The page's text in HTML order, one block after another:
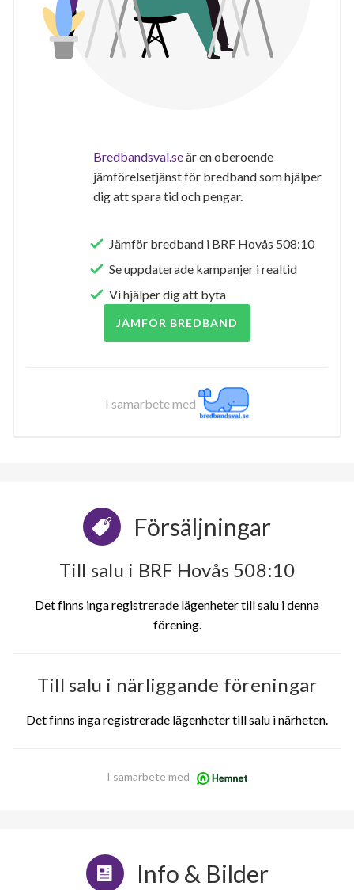
Bredbandsval.seär en oberoende
jämförelsetjänst för bredband som hjälper
dig att spara tid och pengar.
Jämför bredband i BRF Hovås 508:10
Se uppdaterade kampanjer i realtid
Vi hjälper dig att byta
JÄMFÖR BREDBAND
I samarbete med
Försäljningar
Till salu i BRF Hovås 508:10
Det finns inga registrerade lägenheter till salu i denna
förening.
Till salu i närliggande föreningar
Det finns inga registrerade lägenheter till salu i närheten.
I samarbete med
Info & Bilder